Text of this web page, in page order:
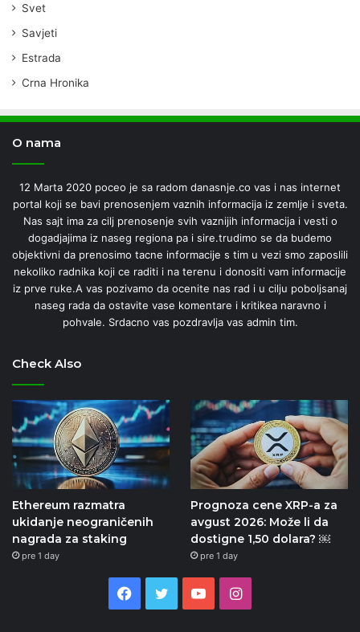
Svet
Savjeti
Estrada
Crna Hronika
O nama
12 Marta 2020 poceo je sa radom danasnje.co vas i nas internet
portal koji se bavi prenosenjem vaznih informacija iz zemlje i sveta.
Nas sajt ima za cilj prenosenje svih vaznijih informacija i vesti o
dogadjajima iz naseg regiona pa i sire.trudimo se da budemo
objektivni da prenosimo tacne informacije s tim u vezi smo zaposlili
nekoliko radnika koji ce raditi i na terenu i donositi vam informacije
iz prve ruke.A vas pozivamo da ocenite nas rad i u cilju poboljsanaj
naseg rada da ostavite vase komentare i kritikea naravno i
pohvale. Srdacno vas pozdravlja vas admin tim.
Check Also
Ethereum razmatra
ukidanje neograničenih
nagrada za staking
pre 1 day
Prognoza cene XRP-a za
avgust 2026: Može li da
dostigne 1,50 dolara? ￼
pre 1 day
Facebook
TwitterYouTubeInstagram